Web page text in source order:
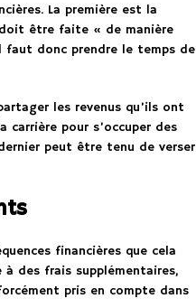
La première est la
être faite « de manière
faut donc prendre le temps de
les revenus qu’ils ont
carrière pour s’occuper des
peut être tenu de verser
financières que cela
des frais supplémentaires,
pris en compte dans